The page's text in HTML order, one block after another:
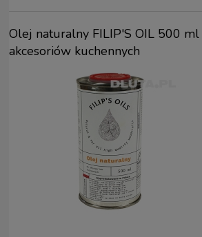
Olej naturalny FILIP'S OIL 500
akcesoriów kuchennych